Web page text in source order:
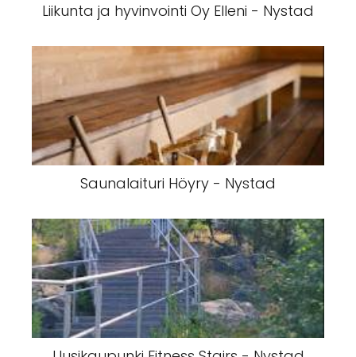
Liikunta ja hyvinvointi Oy Elleni - Nystad
Saunalaituri Höyry - Nystad